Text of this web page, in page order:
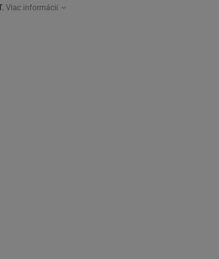
Viac informácií